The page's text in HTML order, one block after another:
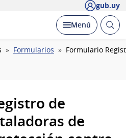
gub.uy
Desplegar
Menú Abrir
Formularios Formulario
de
de